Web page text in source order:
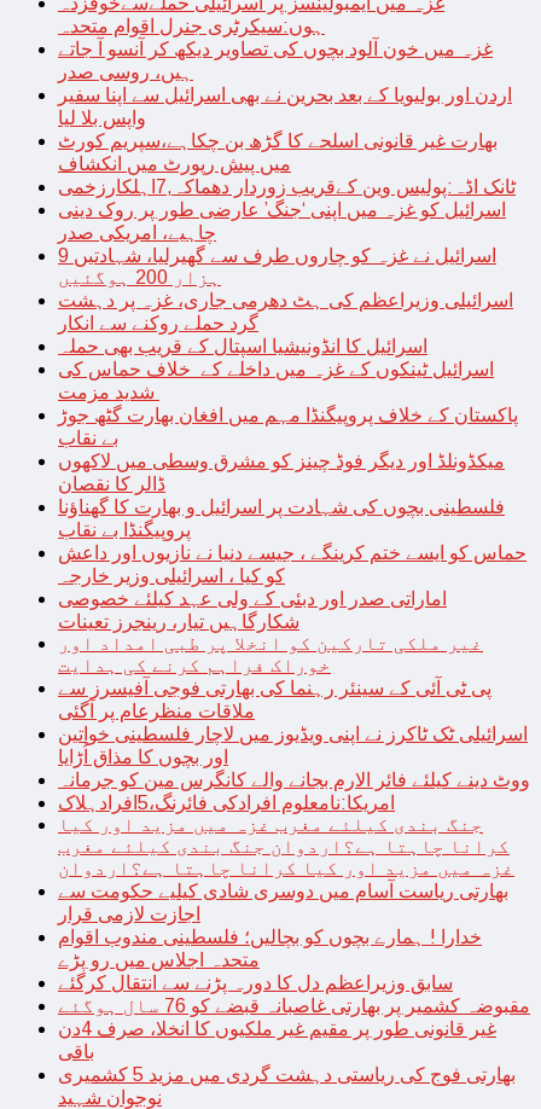
ہوں:سیکرٹری جنرل اقوام متحدہ
غزہ میں خون آلود بچوں کی تصاویر دیکھ کر آنسو آ جاتے
ہیں، روسی صدر
اردن اور بولیویا کے بعد بحرین نے بھی اسرائیل سے اپنا سفیر
واپس بلا لیا
بھارت غیر قانونی اسلحے کا گڑھ بن چکاہے،سپریم کورٹ
میں پیش رپورٹ میں انکشاف
ٹانک اڈہ:پولیس وین کےقریب زوردار دھماکہ,7اہلکارزخمی
اسرائیل کو غزہ میں اپنی ‘جنگ’ عارضی طور پر روک دینی
چاہیے، امریکی صدر
اسرائیل نے غزہ کو چاروں طرف سے گھیرلیا، شہادتیں 9
ہزار 200 ہوگئیں
اسرائیلی وزیراعظم کی ہٹ دھرمی جاری، غزہ پر دہشت
گرد حملے روکنے سے انکار
اسرائیل کا انڈونیشیا اسپتال کے قریب بھی حملہ
اسرائیل ٹینکوں کے غزہ میں داخلے کے خلاف حماس کی
پاکستان کے خلاف پروپیگنڈا مہم میں افغان بھارت گٹھ جوڑ
بے نقاب
میکڈونلڈ اور دیگر فوڈ چینز کو مشرق وسطی میں لاکھوں
ڈالر کا نقصان
فلسطینی بچوں کی شہادت پر اسرائیل و بھارت کا گھناؤنا
پروپیگنڈا بے نقاب
حماس کو ایسے ختم کرینگے ، جیسے دنیا نے نازیوں اور داعش
کو کیا ، اسرائیلی وزیر خارجہ
اماراتی صدر اور دبئی کے ولی عہد کیلئے خصوصی
شکارگاہیں تیار، رینجرز تعینات
غیر ملکی تارکین کو انخلا پر طبی امداد اور
خوراک فراہم کرنے کی ہدایت
پی ٹی آئی کے سینئر رہنما کی بھارتی فوجی آفیسرز سے
ملاقات منظرعام پر آگئی
اسرائیلی ٹک ٹاکرز نے اپنی ویڈیوز میں لاچار فلسطینی خواتین
اور بچوں کا مذاق اُڑایا
ووٹ دینے کیلئے فائر الارم بجانے والے کانگرس مین کو جرمانہ
امریکا:نامعلوم افرادکی فائرنگ،5افرادہلاک
جنگ بندی کیلئے مغرب غزہ میں مزید اور کیا
کرانا چاہتا ہے؟اردوان جنگ بندی کیلئے مغرب
غزہ میں مزید اور کیا کرانا چاہتا ہے؟اردوان
بھارتی ریاست آسام میں دوسری شادی کیلیے حکومت سے
اجازت لازمی قرار
خدارا ! ہمارے بچوں کو بچالیں؛ فلسطینی مندوب اقوام
متحدہ اجلاس میں رو پڑے
سابق وزیراعظم دل کا دورہ پڑنے سے انتقال کرگئے
مقبوضہ کشمیر پر بھارتی غاصبانہ قبضے کو 76 سال ہوگئے
غیر قانونی طور پر مقیم غیر ملکیوں کا انخلا، صرف 4دن
باقی
بھارتی فوج کی ریاستی دہشت گردی میں مزید 5 کشمیری
نوجوان شہید